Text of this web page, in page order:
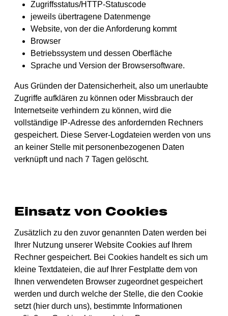
Zugriffsstatus/HTTP-Statuscode
jeweils übertragene Datenmenge
Website, von der die Anforderung kommt
Browser
Betriebssystem und dessen Oberfläche
Sprache und Version der Browsersoftware.
Aus Gründen der Datensicherheit, also um unerlaubte
Zugriffe aufklären zu können oder Missbrauch der
Internetseite verhindern zu können, wird die
vollständige IP-Adresse des anfordernden Rechners
gespeichert. Diese Server-Logdateien werden von uns
an keiner Stelle mit personenbezogenen Daten
verknüpft und nach 7 Tagen gelöscht.
Einsatz von Cookies
Zusätzlich zu den zuvor genannten Daten werden bei
Ihrer Nutzung unserer Website Cookies auf Ihrem
Rechner gespeichert. Bei Cookies handelt es sich um
kleine Textdateien, die auf Ihrer Festplatte dem von
Ihnen verwendeten Browser zugeordnet gespeichert
werden und durch welche der Stelle, die den Cookie
setzt (hier durch uns), bestimmte Informationen